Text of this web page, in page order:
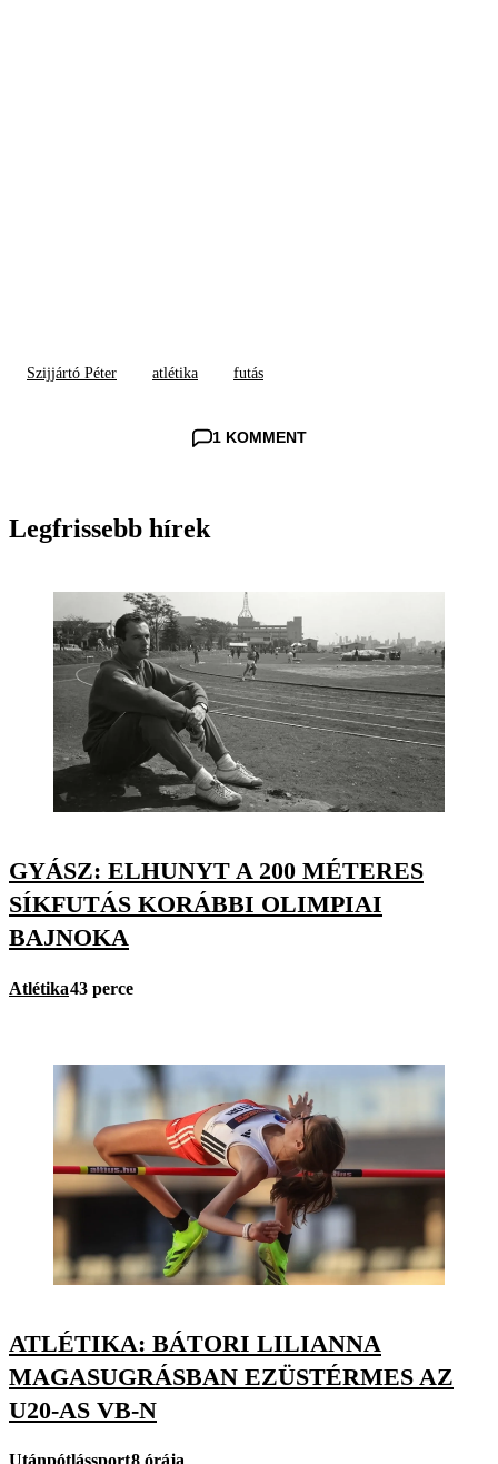
Szijjártó Péter atlétika futás
1 KOMMENT
Legfrissebb hírek
GYÁSZ: ELHUNYT A 200 MÉTERES
SÍKFUTÁS KORÁBBI OLIMPIAI
BAJNOKA
Atlétika43 perce
ATLÉTIKA: BÁTORI LILIANNA
MAGASUGRÁSBAN EZÜSTÉRMES AZ
U20-AS VB-N